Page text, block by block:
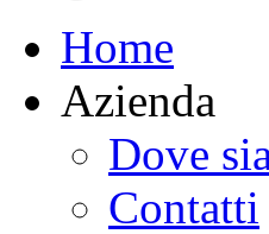
Home
Azienda
Dove
Contatti